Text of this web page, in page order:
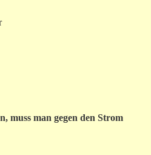
muss man gegen den Strom